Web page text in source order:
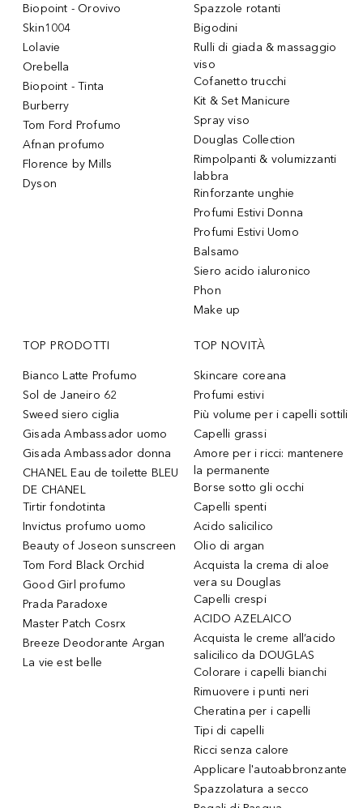
Biopoint - Orovivo
Skin1004
Lolavie
Orebella
Biopoint - Tinta
Burberry
Tom Ford Profumo
Afnan profumo
Florence by Mills
Dyson
Spazzole rotanti
Bigodini
Rulli di giada & massaggio
viso
Cofanetto trucchi
Kit & Set Manicure
Spray viso
Douglas Collection
Rimpolpanti & volumizzanti
labbra
Rinforzante unghie
Profumi Estivi Donna
Profumi Estivi Uomo
Balsamo
Siero acido ialuronico
Phon
Make up
TOP PRODOTTI
Bianco Latte Profumo
Sol de Janeiro 62
Sweed siero ciglia
Gisada Ambassador uomo
Gisada Ambassador donna
CHANEL Eau de toilette BLEU
DE CHANEL
Tirtir fondotinta
Invictus profumo uomo
Beauty of Joseon sunscreen
Tom Ford Black Orchid
Good Girl profumo
Prada Paradoxe
Master Patch Cosrx
Breeze Deodorante Argan
La vie est belle
TOP NOVITÀ
Skincare coreana
Profumi estivi
Più volume per i capelli sottili
Capelli grassi
Amore per i ricci: mantenere
la permanente
Borse sotto gli occhi
Capelli spenti
Acido salicilico
Olio di argan
Acquista la crema di aloe
vera su Douglas
Capelli crespi
ACIDO AZELAICO
Acquista le creme all’acido
salicilico da DOUGLAS
Colorare i capelli bianchi
Rimuovere i punti neri
Cheratina per i capelli
Tipi di capelli
Ricci senza calore
Applicare l'autoabbronzante
Spazzolatura a secco